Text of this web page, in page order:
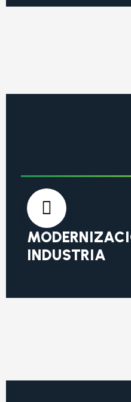
INDUSTRIA